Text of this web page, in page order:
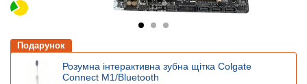
Подарунок
Розумна інтерактивна зубна щітка Colgate
Connect M1/Bluetooth